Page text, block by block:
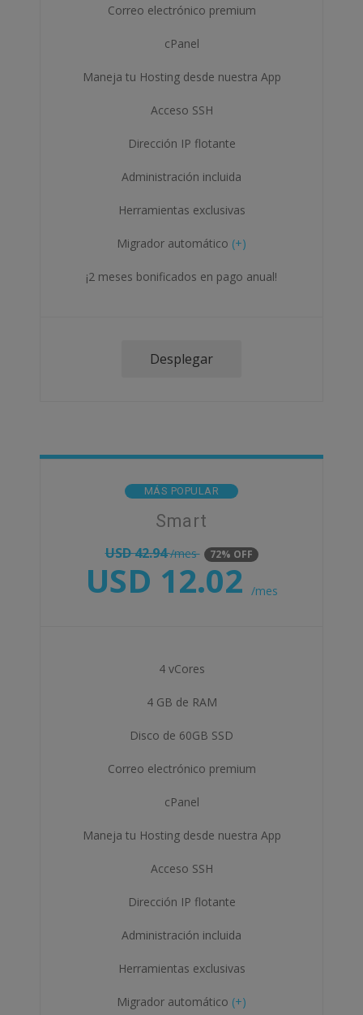
Correo electrónico premium
cPanel
Maneja tu Hosting desde nuestra App
Acceso SSH
Dirección IP flotante
Administración incluida
Herramientas exclusivas
Migrador automático (+)
¡2 meses bonificados en pago anual!
Desplegar
MÁS POPULAR
Smart
USD42.94 /mes 72% OFF
USD 12.02 /mes
4 vCores
4 GB de RAM
Disco de 60GB SSD
Correo electrónico premium
cPanel
Maneja tu Hosting desde nuestra App
Acceso SSH
Dirección IP flotante
Administración incluida
Herramientas exclusivas
Migrador automático (+)